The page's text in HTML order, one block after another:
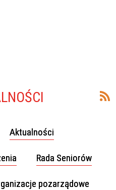
Aktualności
Rada Seniorów
pozarządowe